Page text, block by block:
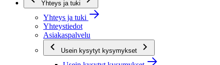
Yhteys ja tuki
Yhteys ja tuki
Yhteystiedot
Asiakaspalvelu
Usein kysytyt kysymykset